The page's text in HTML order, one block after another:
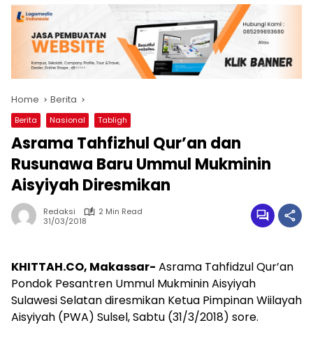
Home Berita
Berita Nasional Tabligh
Asrama Tahfizhul Qur’an dan
Rusunawa Baru Ummul Mukminin
Aisyiyah Diresmikan
Redaksi
2 Min Read
31/03/2018
KHITTAH.CO, Makassar- Asrama Tahfidzul Qur’an
Pondok Pesantren Ummul Mukminin Aisyiyah
Sulawesi Selatan diresmikan Ketua Pimpinan Wiilayah
Aisyiyah (PWA) Sulsel, Sabtu (31/3/2018) sore.